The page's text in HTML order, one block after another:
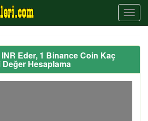
Eder, 1 Binance Coin Kaç
Hesaplama